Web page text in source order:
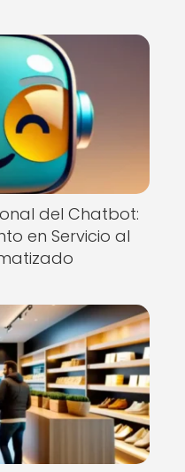
del Chatbot:
en Servicio al